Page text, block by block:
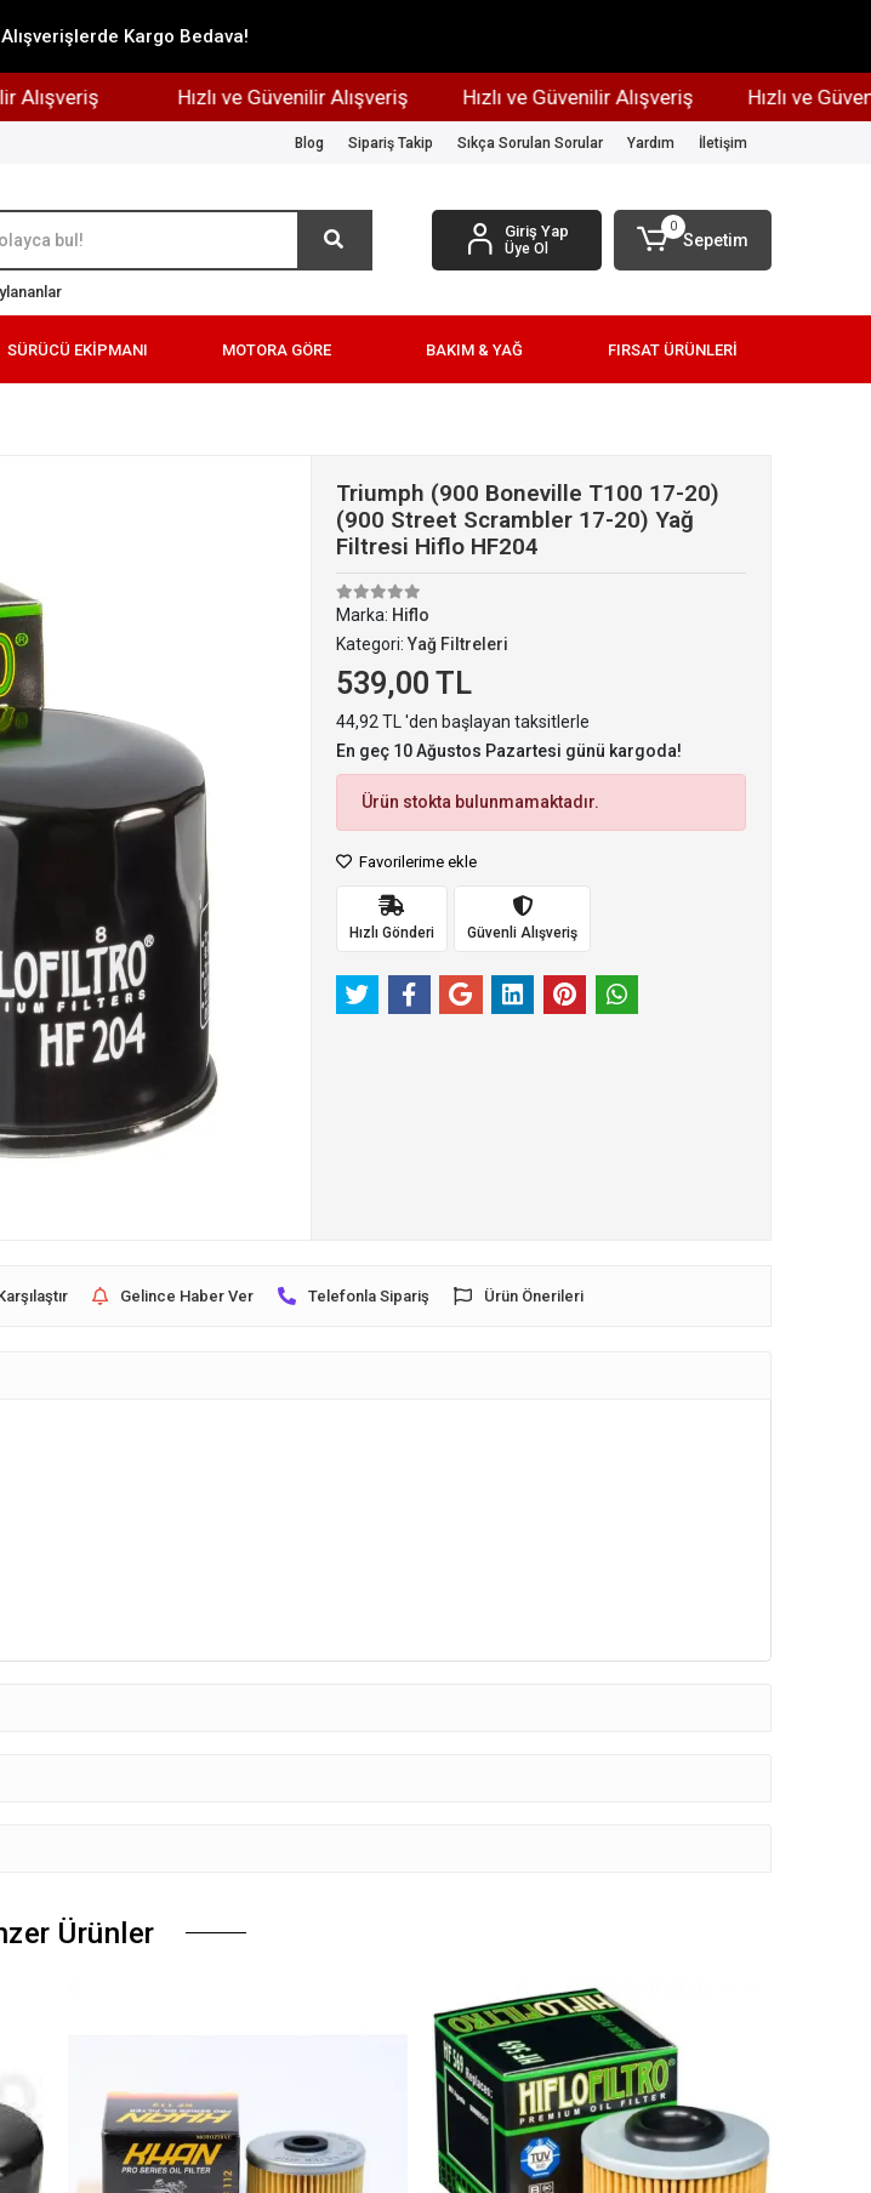
Kargo Bedava!
Hızlı ve Güvenilir Alışveriş Hızlı ve Güvenilir Alışveriş Hızlı ve Güvenilir
Blog Sipariş Takip Sıkça Sorulan Sorular Yardım İletişim
Giriş Yap
Üye Ol
0
Sepetim
SÜRÜCÜ EKİPMANI MOTORA GÖRE BAKIM & YAĞ FIRSAT ÜRÜNLERİ
Triumph (900 Boneville T100 17-20)
(900 Street Scrambler 17-20) Yağ
Filtresi Hiflo HF204
Marka: Hiflo
Kategori:Yağ Filtreleri
539,00 TL
44,92 TL 'den başlayan taksitlerle
En geç 10 Ağustos Pazartesi günü kargoda!
Ürün stokta bulunmamaktadır.
Favorilerime ekle
Hızlı Gönderi Güvenli Alışveriş
Gelince Haber Ver Telefonla Sipariş Ürün Önerileri
Ürünler